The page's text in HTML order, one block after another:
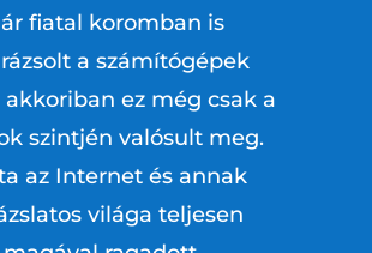
fiatal koromban is
a számítógépek
akkoriban ez még csak a
szintjén valósult meg.
az Internet és annak
világa teljesen